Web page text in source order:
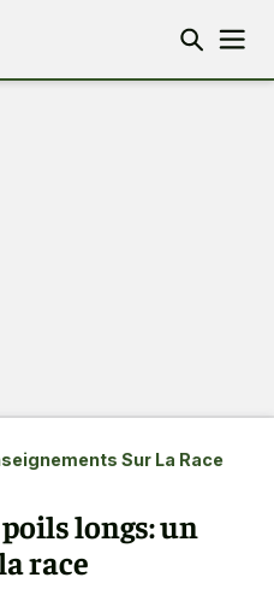
Sur La Race
longs: un
race